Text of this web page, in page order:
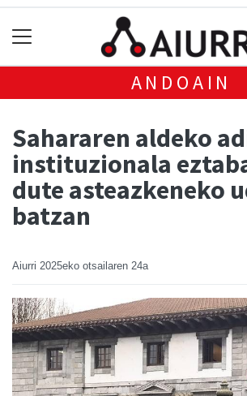
ANDOAIN
Sahararen aldeko
instituzionala
dute asteazkeneko
batzan
Aiurri 2025eko otsailaren 24a